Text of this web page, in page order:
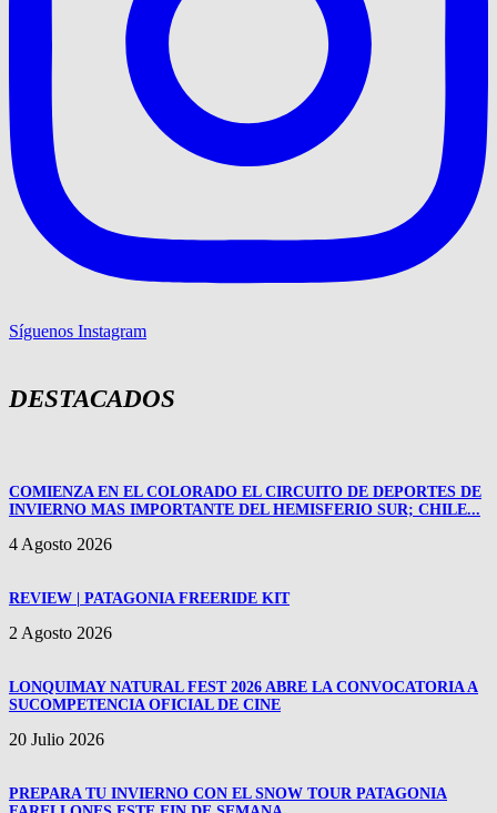
Síguenos Instagram
DESTACADOS
COMIENZA EN EL COLORADO EL CIRCUITO DE DEPORTES DE
INVIERNO MAS IMPORTANTE DEL HEMISFERIO SUR; CHILE...
4 Agosto 2026
REVIEW | PATAGONIA FREERIDE KIT
2 Agosto 2026
LONQUIMAY NATURAL FEST 2026 ABRE LA CONVOCATORIA A
SUCOMPETENCIA OFICIAL DE CINE
20 Julio 2026
PREPARA TU INVIERNO CON EL SNOW TOUR PATAGONIA